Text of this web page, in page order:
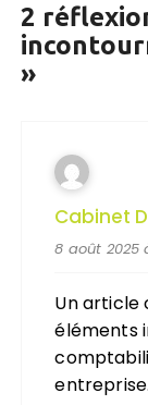
2
»
Cabinet
8 août 2025
Un article
éléments